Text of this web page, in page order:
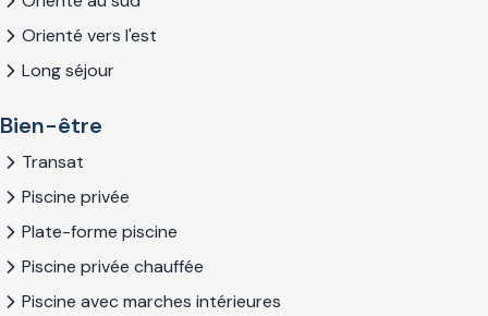
Orienté vers l'est
Long séjour
Bien-être
Transat
Piscine privée
Plate-forme piscine
Piscine privée chauffée
Piscine avec marches intérieures